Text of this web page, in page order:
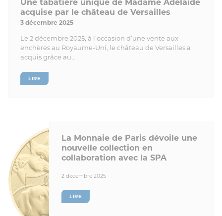
Une tabatière unique de Madame Adélaïde
acquise par le château de Versailles
3 décembre 2025
Le 2 décembre 2025, à l’occasion d’une vente aux
enchères au Royaume-Uni, le château de Versailles a
acquis grâce au...
LIRE
La Monnaie de Paris dévoile une
nouvelle collection en
collaboration avec la SPA
2 décembre 2025
LIRE